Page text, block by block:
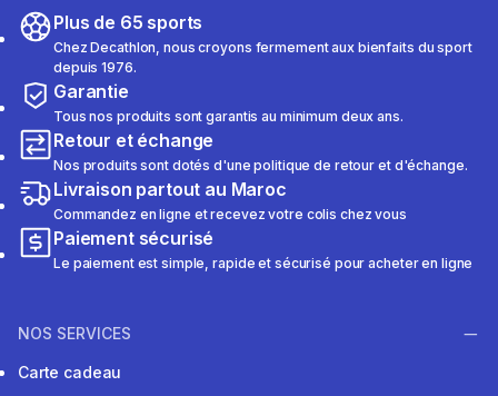
Plus de 65 sports
Chez Decathlon, nous croyons fermement aux bienfaits du sport
depuis 1976.
Garantie
Tous nos produits sont garantis au minimum deux ans.
Retour et échange
Nos produits sont dotés d'une politique de retour et d'échange.
Livraison partout au Maroc
Commandez en ligne et recevez votre colis chez vous
Paiement sécurisé
Le paiement est simple, rapide et sécurisé pour acheter en ligne
NOS SERVICES
Carte cadeau